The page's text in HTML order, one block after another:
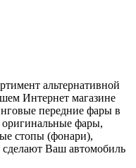
альтернативной
Интернет магазине
передние фары в
фары,
стопы (фонари),
сделают Ваш автомобиль